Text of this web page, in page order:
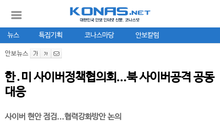
뉴스 특집기획 코나스마당 안보칼럼
안보뉴스
한․미 사이버정책협의회...북 사이버공격 공동
대응
사이버 현안 점검...협력강화방안 논의